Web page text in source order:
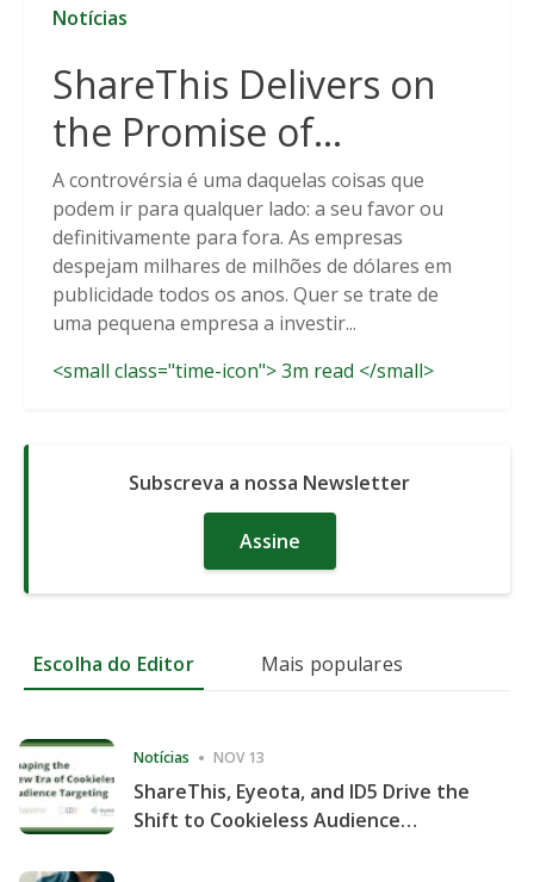
Notícias
ShareThis Delivers on
the Promise of
Cookieless Data
Solutions
A controvérsia é uma daquelas coisas que
podem ir para qualquer lado: a seu favor ou
definitivamente para fora. As empresas
despejam milhares de milhões de dólares em
publicidade todos os anos. Quer se trate de
uma pequena empresa a investir...
<small class="time-icon"> 3m read </small>
Subscreva a nossa Newsletter
Assine
Escolha do Editor Mais populares
Notícias NOV 13
ShareThis, Eyeota, and ID5 Drive the
Shift to Cookieless Audience